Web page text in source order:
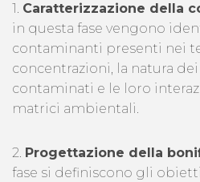
1. Caratterizzazione della
in questa fase vengono
contaminanti presenti nei
concentrazioni, la natura
contaminati e le loro
matrici ambientali.
2. Progettazione della
fase si definiscono gli